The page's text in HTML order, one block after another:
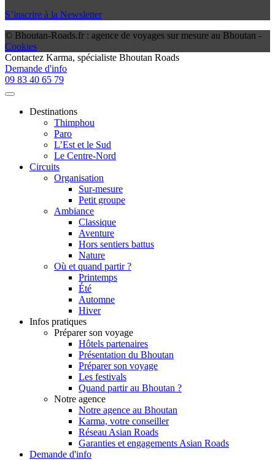
S’inscrire à la Newsletter
© Bhoutan-Roads.fr : agence de voyages sur mesure au Bhoutan -
Cookies
Contactez Karma, spécialiste Bhoutan Roads
Demande d'info
09 83 40 65 79
Destinations
Thimphou
Paro
L’Est et le Sud
Le Centre-Nord
Circuits
Organisation
Sur-mesure
Petit groupe
Ambiance
Classique
Aventure
Hors sentiers battus
Nature
Où et quand partir ?
Printemps
Été
Automne
Hiver
Infos pratiques
Préparer son voyage
Hôtels partenaires
Présentation du Bhoutan
Préparer son voyage
Les festivals
Quand partir au Bhoutan ?
Notre agence
Notre agence au Bhoutan
Karma, votre conseiller
Réseau Asian Roads
Garanties et engagements Asian Roads
Demande d'info